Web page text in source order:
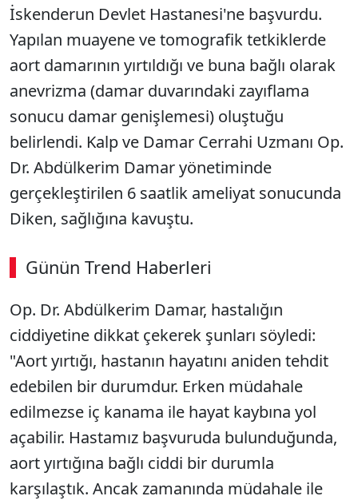
İskenderun Devlet Hastanesi'ne başvurdu.
Yapılan muayene ve tomografik tetkiklerde
aort damarının yırtıldığı ve buna bağlı olarak
anevrizma (damar duvarındaki zayıflama
sonucu damar genişlemesi) oluştuğu
belirlendi. Kalp ve Damar Cerrahi Uzmanı Op.
Dr. Abdülkerim Damar yönetiminde
gerçekleştirilen 6 saatlik ameliyat sonucunda
Diken, sağlığına kavuştu.
Günün Trend Haberleri
Op. Dr. Abdülkerim Damar, hastalığın
ciddiyetine dikkat çekerek şunları söyledi:
"Aort yırtığı, hastanın hayatını aniden tehdit
edebilen bir durumdur. Erken müdahale
edilmezse iç kanama ile hayat kaybına yol
açabilir. Hastamız başvuruda bulunduğunda,
aort yırtığına bağlı ciddi bir durumla
karşılaştık. Ancak zamanında müdahale ile